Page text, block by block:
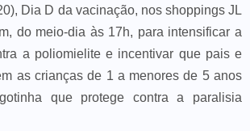
Dia D da vacinação, nos shoppings JL
do meio-dia às 17h, para intensificar a
a poliomielite e incentivar que pais e
as crianças de 1 a menores de 5 anos
que protege contra a paralisia